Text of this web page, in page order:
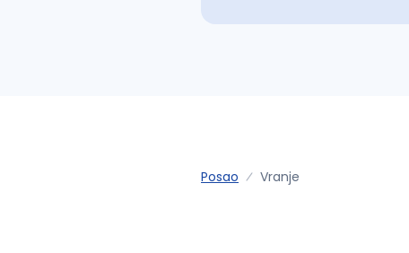
Posao Vranje